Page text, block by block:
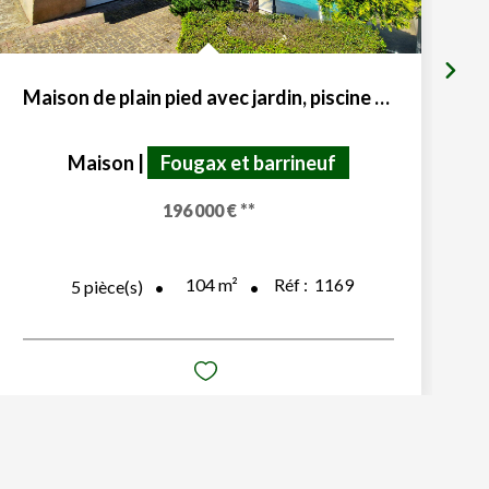
Maison de plain pied avec jardin, piscine et garage
Maison Fougax et barrineuf
196 000 €**
5pièce(s) 104m² Réf : 1169